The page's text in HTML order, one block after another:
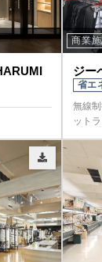
商業
ジー
省エ
無線
ット